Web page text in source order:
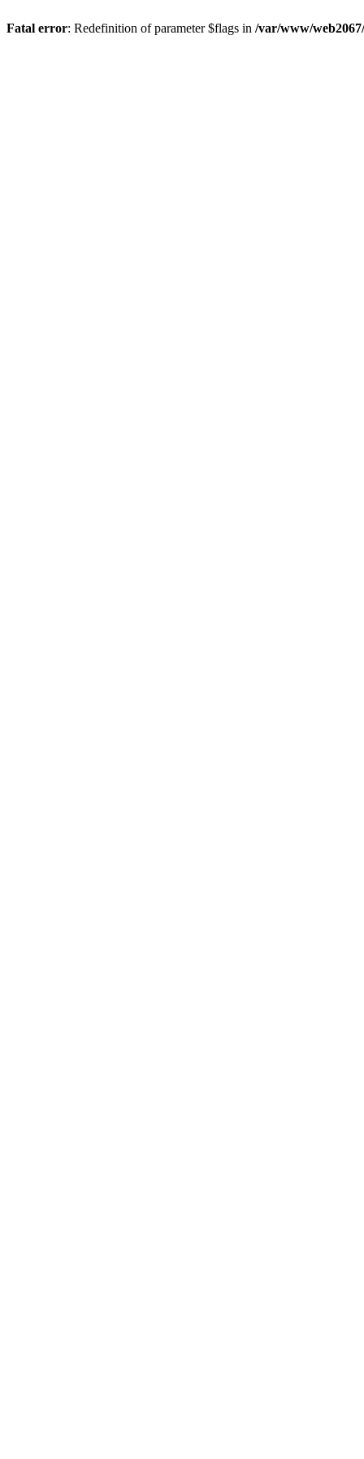
Fatal error: Redefinition of parameter $flags in /var/www/